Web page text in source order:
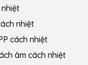
nhiệt
nhiệt
cách nhiệt
âm cách nhiệt